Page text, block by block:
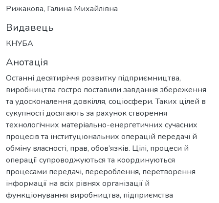
Рижакова, Галина Михайлівна
Видавець
КНУБА
Анотація
Останні десятиріччя розвитку підприємництва,
виробництва гостро поставили завдання збереження
та удосконалення довкілля, соціосфери. Таких цілей в
сукупності досягають за рахунок створення
технологічних матеріально-енергетичних сучасних
процесів та інституціональних операцій передачі й
обміну власності, прав, обов’язків. Цілі, процеси й
операції супроводжуються та координуються
процесами передачі, перероблення, перетворення
інформації на всіх рівнях організації й
функціонування виробництва, підприємства